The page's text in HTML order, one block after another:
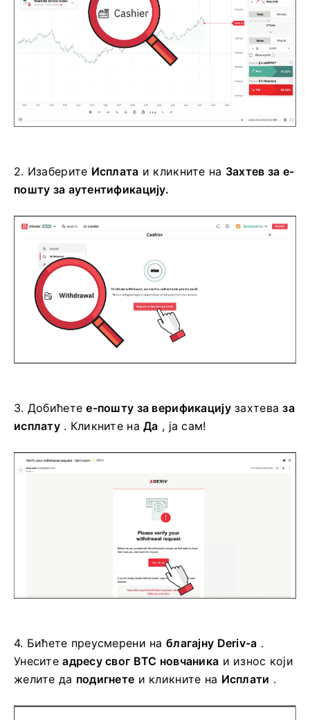
2. Изаберите Исплата и кликните на Захтев за е-
пошту за аутентификацију.
3. Добићетее-пошту за верификацијузахтеваза
исплату. Кликните наДа , ја сам!
4. Бићете преусмерени наблагајну Deriv-а .
Унеситеадресу свог BTC новчаника и износ који
желите да подигнете и кликните на Исплати .